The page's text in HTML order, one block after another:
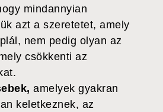
mindannyian
azt a szeretetet, amely
nem pedig olyan az
csökkenti az
amelyek gyakran
keletkeznek, az